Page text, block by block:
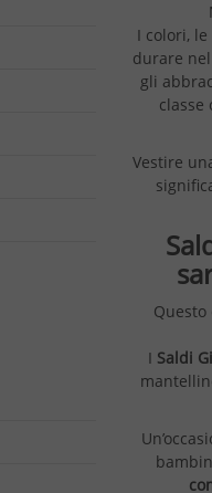
I colori,
durare
gli
Vestire
Questo
I Saldi